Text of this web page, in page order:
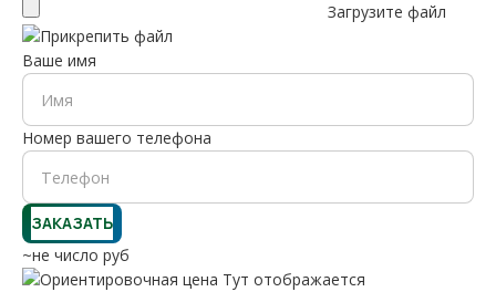
Загрузите файл
Ваше имя
Номер вашего телефона
~не число руб
Тут отображается